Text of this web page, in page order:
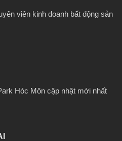
viên kinh doanh bất động sản
Hóc Môn cập nhật mới nhất